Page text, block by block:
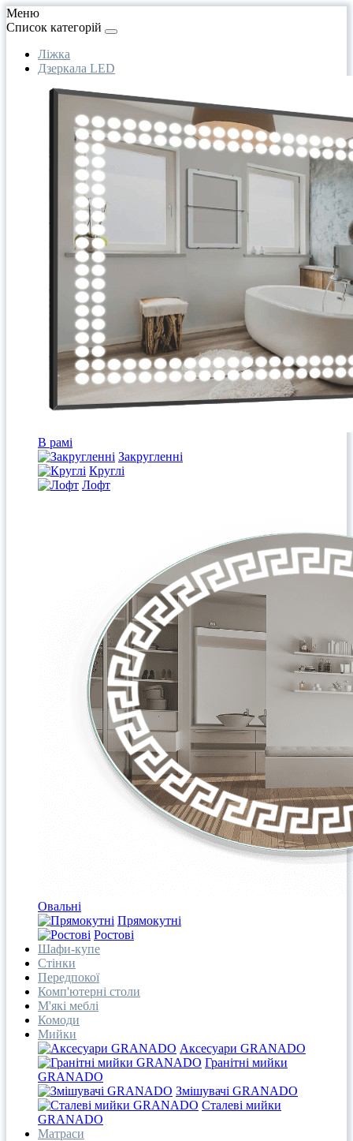
Меню
Список категорій
Ліжка
Дзеркала LED
В рамі
Закругленні
Круглі
Лофт
Овальні
Прямокутні
Ростові
Шафи-купе
Стінки
Передпокої
Комп'ютерні столи
М'які меблі
Комоди
Мийки
Аксесуари GRANADO
Гранітні мийки
GRANADO
Змішувачі GRANADO
Сталеві мийки
GRANADO
Матраси